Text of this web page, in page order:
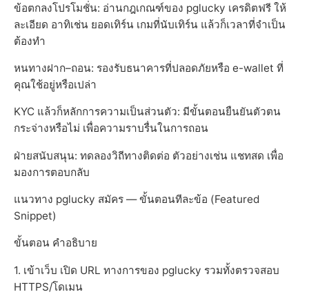
ข้อตกลงโปรโมชั่น: อ่านกฎเกณฑ์ของ pglucky เครดิตฟรี ให้
ละเอียด อาทิเช่น ยอดเทิร์น เกมที่นับเทิร์น แล้วก็เวลาที่จำเป็น
ต้องทำ
หนทางฝาก–ถอน: รองรับธนาคารที่ปลอดภัยหรือ e-wallet ที่
คุณใช้อยู่หรือเปล่า
KYC แล้วก็หลักการความเป็นส่วนตัว: มีขั้นตอนยืนยันตัวตน
กระจ่างหรือไม่ เพื่อความราบรื่นในการถอน
ฝ่ายสนับสนุน: ทดลองวิถีทางติดต่อ ตัวอย่างเช่น แชทสด เพื่อ
มองการตอบกลับ
แนวทาง pglucky สมัคร — ขั้นตอนทีละข้อ (Featured
Snippet)
ขั้นตอน คำอธิบาย
1. เข้าเว็บ เปิด URL ทางการของ pglucky รวมทั้งตรวจสอบ
HTTPS/โดเมน